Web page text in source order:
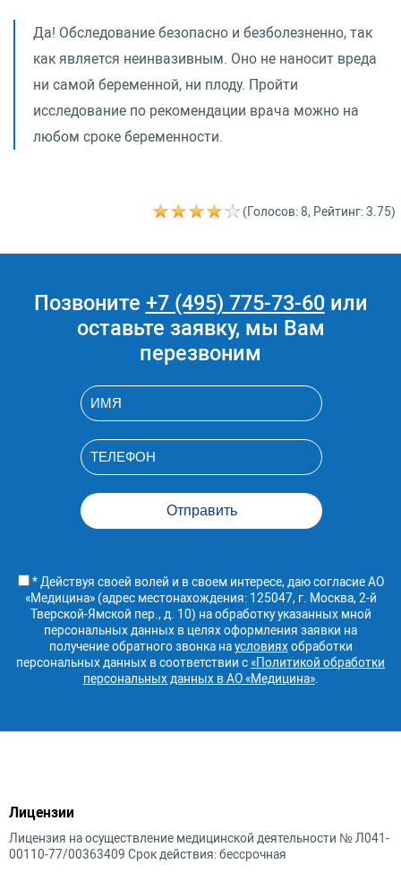
Да! Обследование безопасно и безболезненно, так
как является неинвазивным. Оно не наносит вреда
ни самой беременной, ни плоду. Пройти
исследование по рекомендации врача можно на
любом сроке беременности.
(Голосов: 8, Рейтинг: 3.75)
Позвоните +7 (495) 775-73-60или
оставьте заявку, мы Вам
перезвоним
* Действуя своей волей и в своем интересе, даю согласие АО
«Медицина» (адрес местонахождения: 125047, г. Москва, 2-й
Тверской-Ямской пер., д. 10) на обработку указанных мной
персональных данных в целях оформления заявки на
получение обратного звонка наусловияхобработки
персональных данных в соответствии с«Политикой обработки
персональных данных в АО «Медицина».
Лицензии
Лицензия на осуществление медицинской деятельности № Л041-
00110-77/00363409 Срок действия: бессрочная